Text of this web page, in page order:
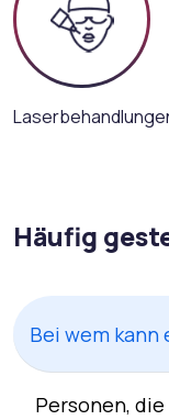
Häufig
Bei wem kann
Personen,